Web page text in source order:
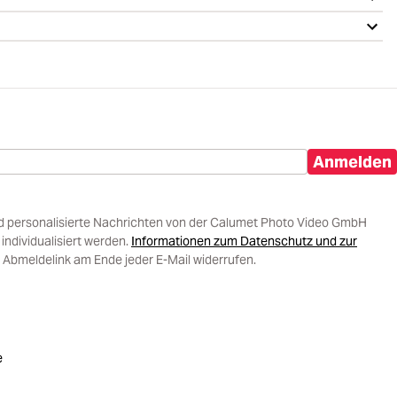
Anmelden
Nachrichten von der Calumet Photo Video GmbH
werden. Informationen zum Datenschutz und zur
am Ende jeder E-Mail widerrufen.